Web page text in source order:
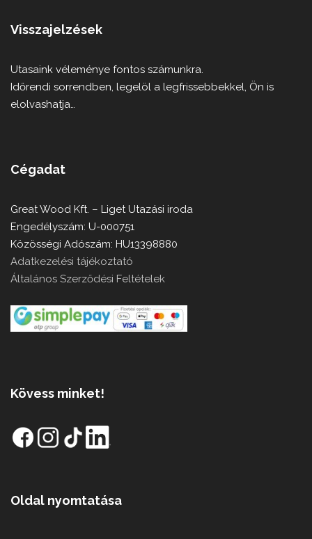
Visszajelzések
Utasaink véleménye fontos számunkra.
Időrendi sorrendben, legelöl a legfrissebbekkel, Ön is
elolvashatja…
Cégadat
Great Wood Kft. – Liget Utazási iroda
Engedélyszám: U-000751
Közösségi Adószám: HU13398880
Adatkezelési tájékoztató
Általános Szerződési Feltételek
Kövess minket!
Oldal nyomtatása